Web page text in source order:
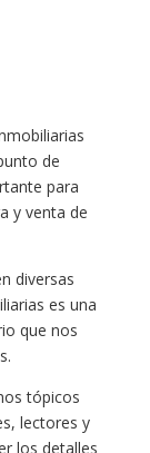
de
para
y venta de
diversas
es una
que nos
tópicos
lectores y
los detalles